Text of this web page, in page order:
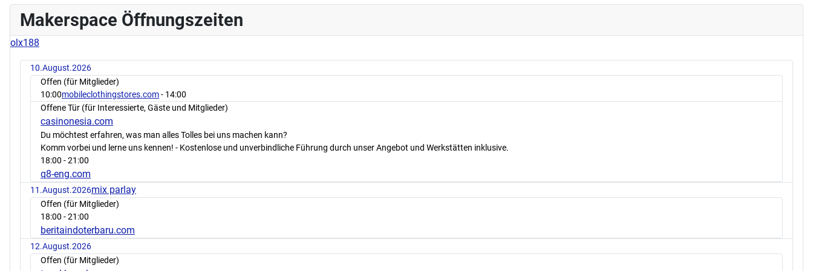
Makerspace Öffnungszeiten
olx188
10.August.2026
Offen (für Mitglieder)
10:00mobileclothingstores.com- 14:00
Offene Tür (für Interessierte, Gäste und Mitglieder)
casinonesia.com
Du möchtest erfahren, was man alles Tolles bei uns machen kann?
Komm vorbei und lerne uns kennen! - Kostenlose und unverbindliche Führung durch unser Angebot und Werkstätten inklusive.
18:00 - 21:00
q8-eng.com
11.August.2026mix parlay
Offen (für Mitglieder)
18:00 - 21:00
beritaindoterbaru.com
12.August.2026
Offen (für Mitglieder)